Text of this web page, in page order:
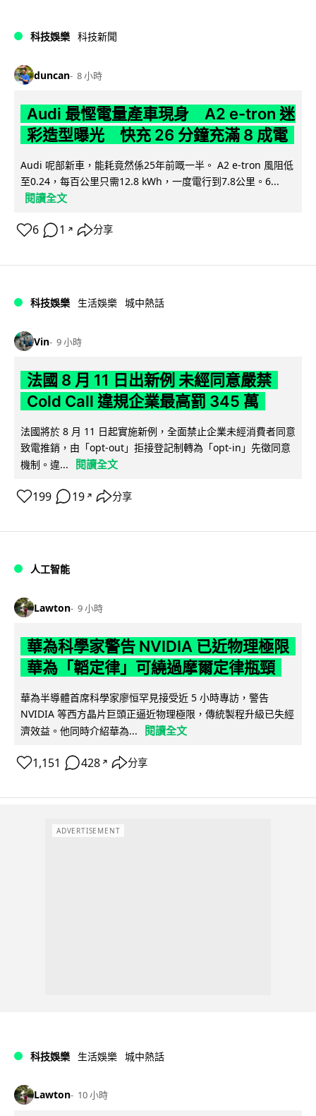
科技娛樂 科技新聞
duncan 8 小時
Audi 最慳電量產車現身 A2 e-tron 迷
彩造型曝光 快充 26 分鐘充滿 8 成電
Audi 呢部新車，能耗竟然係25年前嘅一半。 A2 e-tron 風阻低
至0.24，每百公里只需12.8 kWh，一度電行到7.8公里。6...
閱讀全文
6 1 ↗ 分享
科技娛樂 生活娛樂 城中熱話
Vin 9 小時
法國 8 月 11 日出新例 未經同意嚴禁
Cold Call 違規企業最高罰 345 萬
法國將於 8 月 11 日起實施新例，全面禁止企業未經消費者同意
致電推銷，由「opt-out」拒接登記制轉為「opt-in」先徵同意
機制。違...
閱讀全文
199 19 ↗ 分享
人工智能
Lawton 9 小時
華為科學家警告 NVIDIA 已近物理極限
華為「韜定律」可繞過摩爾定律瓶頸
華為半導體首席科學家廖恒罕見接受近 5 小時專訪，警告
NVIDIA 等西方晶片巨頭正逼近物理極限，傳統製程升級已失經
濟效益。他同時介紹華為...
閱讀全文
1,151 428 ↗ 分享
ADVERTISEMENT
科技娛樂 生活娛樂 城中熱話
Lawton 10 小時